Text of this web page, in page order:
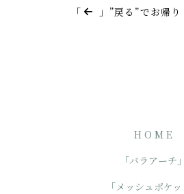
「
」”戻る”でお帰り
H O M E
「バラアーチ」
「メッシュポケッ